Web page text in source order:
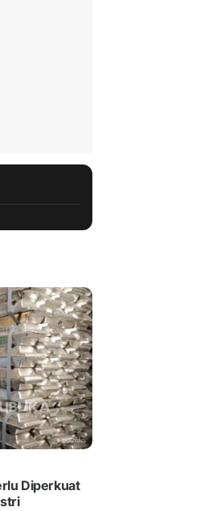
Diperkuat